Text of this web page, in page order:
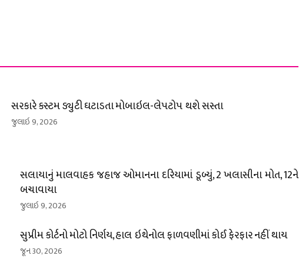
સરકારે કસ્ટમ ડ્યુટી ઘટાડતા મોબાઇલ-લેપટોપ થશે સસ્તા
જુલાઇ 9, 2026
સલાયાનું માલવાહક જહાજ ઓમાનના દરિયામાં ડૂબ્યું, 2 ખલાસીના મોત, 12ને
બચાવાયા
જુલાઇ 9, 2026
સુપ્રીમ કોર્ટનો મોટો નિર્ણય, હાલ ઇથેનોલ ફાળવણીમાં કોઈ ફેરફાર નહીં થાય
જૂન 30, 2026